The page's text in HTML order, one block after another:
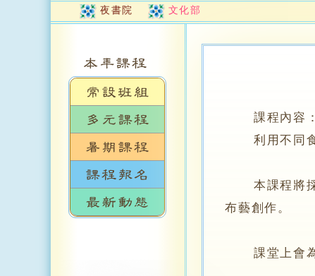
夜書院 文化部
課程內容：
利用不同食
本課程將採
布藝創作。
課堂上會為